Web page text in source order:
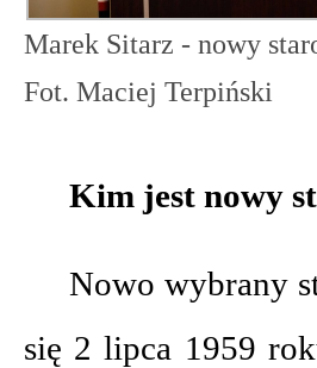
Marek Sitarz - nowy
Fot. Maciej Terpiński
Kim jest nowy
Nowo wybrany
się 2 lipca 1959